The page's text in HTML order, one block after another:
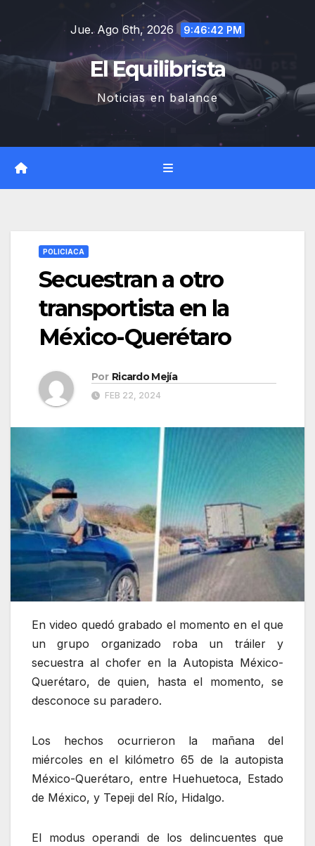
contenido
Jue. Ago 6th, 2026 9:46:43 PM
El Equilibrista
Noticias en balance
POLICIACA
Secuestran a otro
transportista en la
México-Querétaro
Por Ricardo Mejía
FEB 22, 2024
En video quedó grabado el momento en el que
un grupo organizado roba un tráiler y
secuestra al chofer en la Autopista México-
Querétaro, de quien, hasta el momento, se
desconoce su paradero.
Los hechos ocurrieron la mañana del
miércoles en el kilómetro 65 de la autopista
México-Querétaro, entre Huehuetoca, Estado
de México, y Tepeji del Río, Hidalgo.
El modus operandi de los delincuentes que